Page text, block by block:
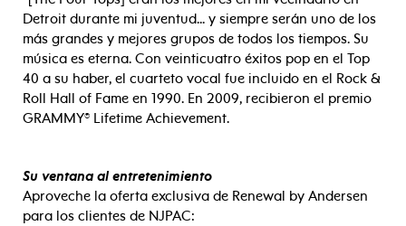
Detroit durante mi juventud... y siempre serán uno de los
más grandes y mejores grupos de todos los tiempos. Su
música es eterna. Con veinticuatro éxitos pop en el Top
40 a su haber, el cuarteto vocal fue incluido en el Rock &
Roll Hall of Fame en 1990. En 2009, recibieron el premio
GRAMMY® Lifetime Achievement.
Su ventana al entretenimiento
Aproveche la oferta exclusiva de Renewal by Andersen
para los clientes de NJPAC: